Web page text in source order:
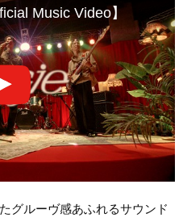
Music Video】
グルーヴ感あふれるサウンド